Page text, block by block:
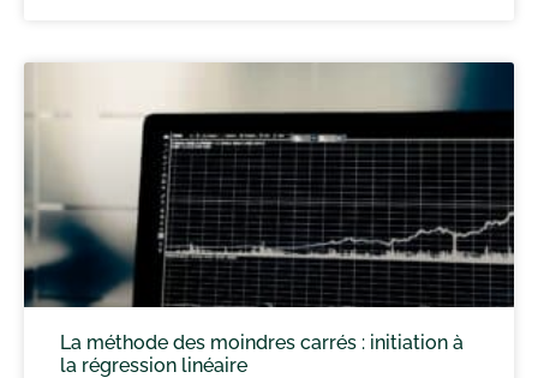
La méthode des moindres carrés : initiation à
la régression linéaire